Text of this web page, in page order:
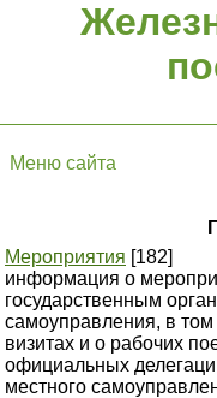
Меню сайта
Мероприятия [182]
информация о
государственным
самоуправления, в
визитах и о рабочих
официальных
местного